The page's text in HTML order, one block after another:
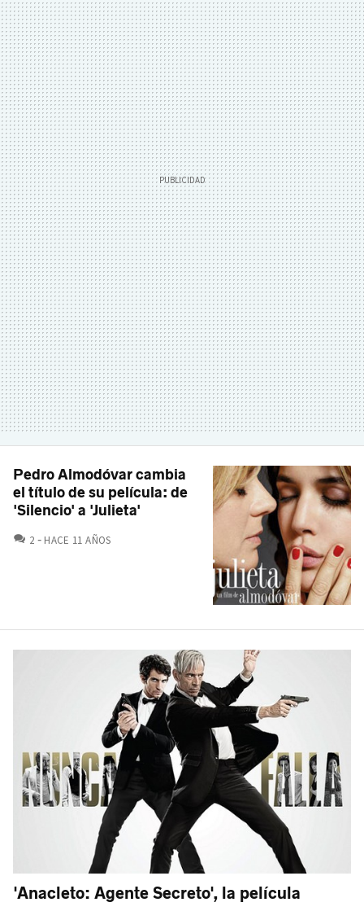
Pedro Almodóvar cambia
el título de su película: de
'Silencio' a 'Julieta'
2 COMENTARIOS
HACE 11 AÑOS
'Anacleto: Agente Secreto', la película